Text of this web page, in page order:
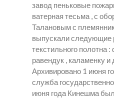
завод пеньковые
ватерная тесьма , с
Талановым с
выпускали следующие
текстильного полотна
равендук , каламенку и
Архивировано 1 июня
служба
июня года Кинешма